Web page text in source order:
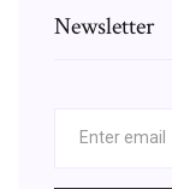
Newsletter